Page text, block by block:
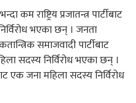
राष्ट्रिय प्रजातन्त्र पार्टीबाट
भएका छन् । जनता
समाजवादी पार्टीबाट
सदस्य निर्विरोध भएका छन् ।
एक जना महिला सदस्य निर्विरोध